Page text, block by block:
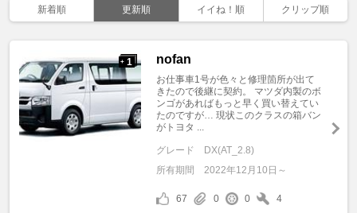
新着順 更新順 イイね！順 クリップ順
+ 1 nofan
お仕事車1号が色々と修理箇所が出て
きたので後継に契約。 マツダ内製のボ
ンゴがあればもっと早く買い替えてい
たのですが… 現状このクラスの箱バン
がトヨタ ...
グレード
DX(AT_2.8)
所有期間
2022年12月10日～
67 0 0 4